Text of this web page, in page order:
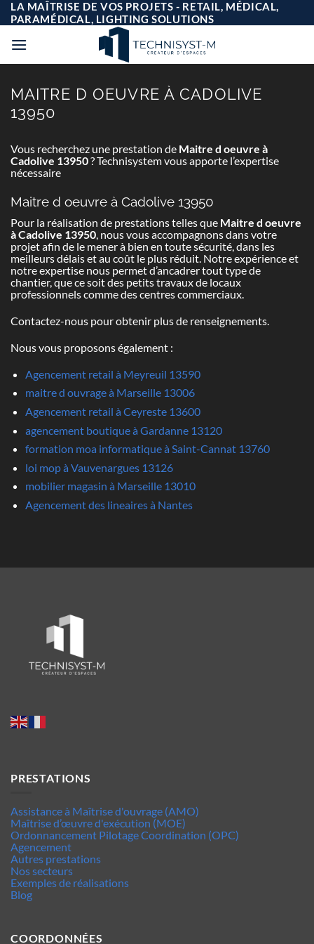
Passer
au
contenu
LA MAÎTRISE DE VOS PROJETS - RETAIL, MÉDICAL,
PARAMÉDICAL, LIGHTING SOLUTIONS
MAITRE D OEUVRE À CADOLIVE
13950
Vous recherchez une prestation de Maitre d oeuvre à
Cadolive 13950? Technisystem vous apporte l’expertise
nécessaire
Maitre d oeuvre à Cadolive 13950
Pour la réalisation de prestations telles que Maitre d oeuvre
à Cadolive 13950, nous vous accompagnons dans votre
projet afin de le mener à bien en toute sécurité, dans les
meilleurs délais et au coût le plus réduit. Notre expérience et
notre expertise nous permet d’ancadrer tout type de
chantier, que ce soit des petits travaux de locaux
professionnels comme des centres commerciaux.
Contactez-nous pour obtenir plus de renseignements.
Nous vous proposons également :
Agencement retail à Meyreuil 13590
maitre d ouvrage à Marseille 13006
Agencement retail à Ceyreste 13600
agencement boutique à Gardanne 13120
formation moa informatique à Saint-Cannat 13760
loi mop à Vauvenargues 13126
mobilier magasin à Marseille 13010
Agencement des lineaires à Nantes
PRESTATIONS
Assistance à Maîtrise d'ouvrage (AMO)
Maîtrise d’œuvre d'exécution (MOE)
Ordonnancement Pilotage Coordination (OPC)
Agencement
Autres prestations
Nos secteurs
Exemples de réalisations
Blog
COORDONNÉES